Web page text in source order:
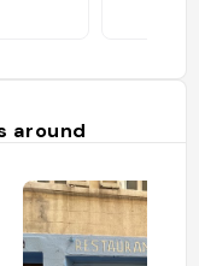
around